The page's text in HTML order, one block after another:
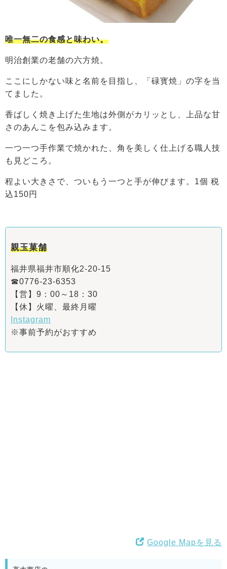
唯一無二の食感と味わい。
明治創業の老舗の六方焼。
ここにしかない味と名前を目指し、「碌寳焼」の字を当
てました。
香ばしく焼き上げた生地は外側がカリッとし、上品な甘
さのあんこを包み込みます。
一つ一つ手作業で焼かれた、角を美しく仕上げる職人技
も見どころ。
程よい大きさで、ついもう一つと手が伸びます。1個 税
込150円
親玉菓舗
福井県福井市順化2-20-15
☎0776-23-6353
【営】9：00～18：30
【休】火曜、最終月曜
Instagram
※事前予約がおすすめ
Google Mapを見る